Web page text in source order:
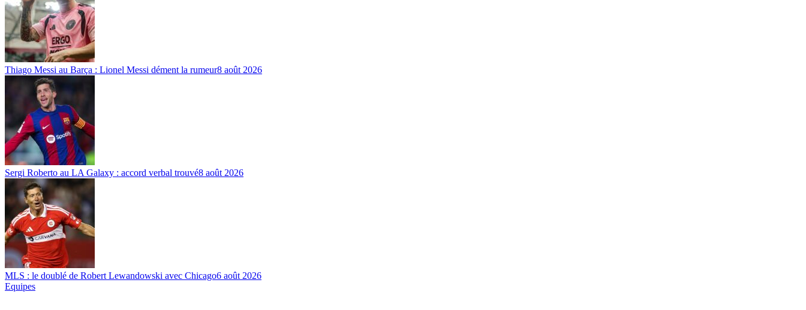
Thiago Messi au Barça : Lionel Messi dément la rumeur8 août 2026
Sergi Roberto au LA Galaxy : accord verbal trouvé8 août 2026
MLS : le doublé de Robert Lewandowski avec Chicago6 août 2026
Equipes